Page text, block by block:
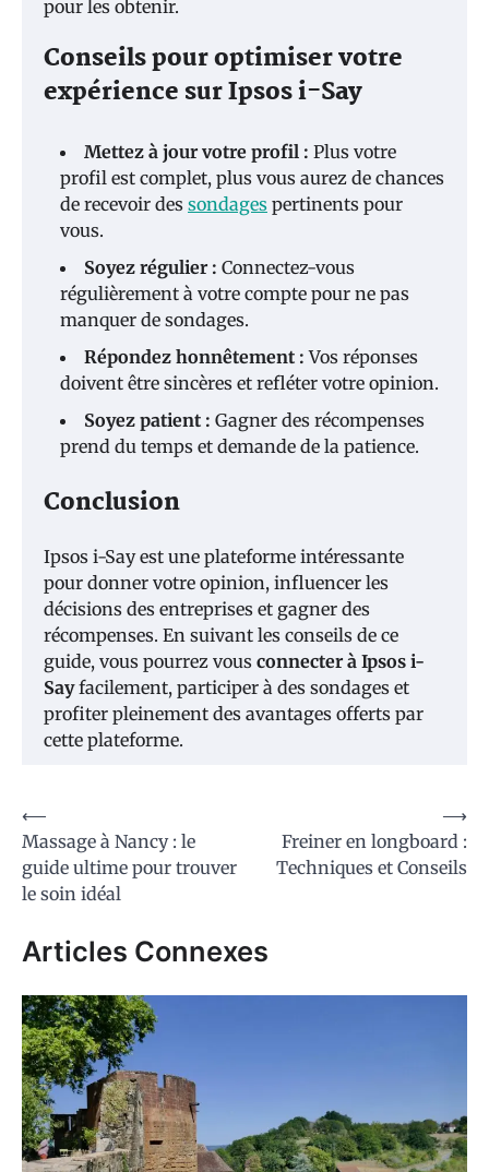
pour les obtenir.
Conseils pour optimiser votre
expérience sur Ipsos i-Say
Mettez à jour votre profil : Plus votre
profil est complet, plus vous aurez de chances
de recevoir des sondages pertinents pour
vous.
Soyez régulier : Connectez-vous
régulièrement à votre compte pour ne pas
manquer de sondages.
Répondez honnêtement : Vos réponses
doivent être sincères et refléter votre opinion.
Soyez patient : Gagner des récompenses
prend du temps et demande de la patience.
Conclusion
Ipsos i-Say est une plateforme intéressante
pour donner votre opinion, influencer les
décisions des entreprises et gagner des
récompenses. En suivant les conseils de ce
guide, vous pourrez vous connecter à Ipsos i-
Sayfacilement, participer à des sondages et
profiter pleinement des avantages offerts par
cette plateforme.
Navigation
de
l’article
⟵
Massage à Nancy : le
guide ultime pour trouver
le soin idéal
Freiner en longboard :
Techniques et Conseils
⟶
Articles Connexes